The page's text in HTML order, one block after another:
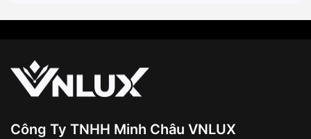
Công Ty TNHH Minh Châu VNLUX